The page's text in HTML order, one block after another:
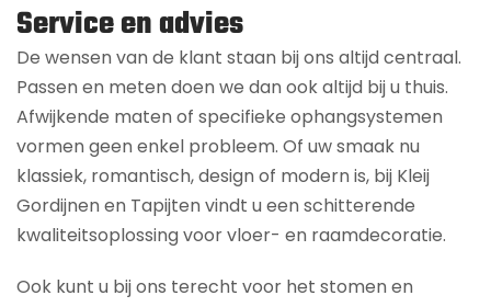
Service en advies
De wensen van de klant staan bij ons altijd centraal.
Passen en meten doen we dan ook altijd bij u thuis.
Afwijkende maten of specifieke ophangsystemen
vormen geen enkel probleem. Of uw smaak nu
klassiek, romantisch, design of modern is, bij Kleij
Gordijnen en Tapijten vindt u een schitterende
kwaliteitsoplossing voor vloer- en raamdecoratie.
Ook kunt u bij ons terecht voor het stomen en